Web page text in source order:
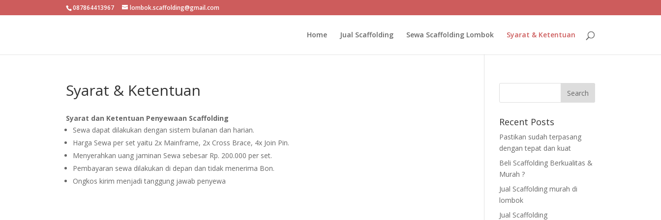
087864413967 lombok.scaffolding@gmail.com
Home Jual Scaffolding Sewa Scaffolding Lombok Syarat & Ketentuan
Syarat & Ketentuan
Syarat dan Ketentuan Penyewaan Scaffolding
Sewa dapat dilakukan dengan sistem bulanan dan harian.
Harga Sewa per set yaitu 2x Mainframe, 2x Cross Brace, 4x Join Pin.
Menyerahkan uang jaminan Sewa sebesar Rp. 200.000 per set.
Pembayaran sewa dilakukan di depan dan tidak menerima Bon.
Ongkos kirim menjadi tanggung jawab penyewa
Recent Posts
Pastikan sudah terpasang
dengan tepat dan kuat
Beli Scaffolding Berkualitas &
Murah ?
Jual Scaffolding murah di
lombok
Jual Scaffolding